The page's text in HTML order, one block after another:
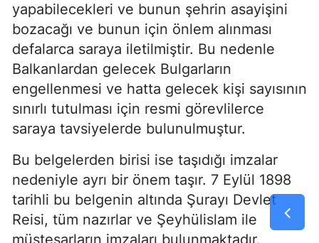
yapabilecekleri ve bunun şehrin asayişini
bozacağı ve bunun için önlem alınması
defalarca saraya iletilmiştir. Bu nedenle
Balkanlardan gelecek Bulgarların
engellenmesi ve hatta gelecek kişi sayısının
sınırlı tutulması için resmi görevlilerce
saraya tavsiyelerde bulunulmuştur.
Bu belgelerden birisi ise taşıdığı imzalar
nedeniyle ayrı bir önem taşır. 7 Eylül 1898
tarihli bu belgenin altında Şurayı Devlet
Reisi, tüm nazırlar ve Şeyhülislam ile
müsteşarların imzaları bulunmaktadır.